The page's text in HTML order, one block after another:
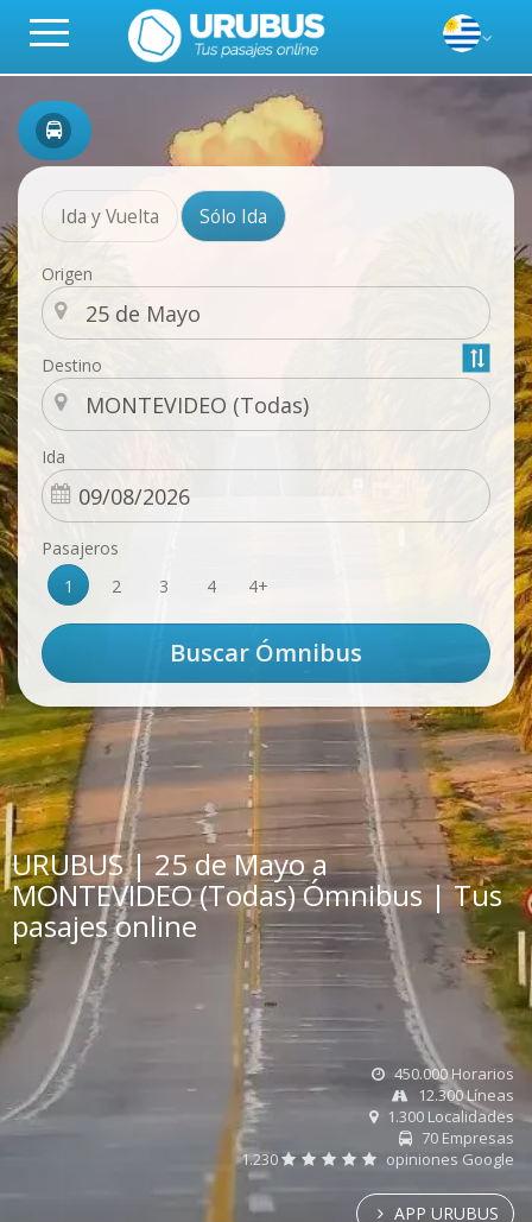
Ida y Vuelta Sólo Ida
Origen
Destino
Ida
Pasajeros
1
2 3 4 4+
URUBUS | 25 de Mayo a
MONTEVIDEO (Todas) Ómnibus | Tus
pasajes online
450.000 Horarios
12.300 Líneas
1.300 Localidades
70 Empresas
1.230
opiniones Google
APP URUBUS